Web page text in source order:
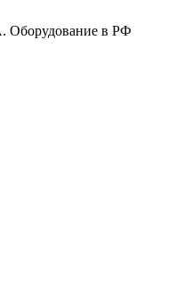
Оборудование в РФ